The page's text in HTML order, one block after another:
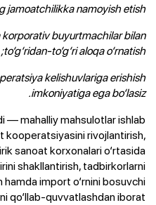
jamoatchilikka namoyish etish;
buyurtmachilar bilan
to‘g‘ridan-to‘g‘ri aloqa o‘rnatish;
kelishuvlariga erishish
imkoniyatiga ega bo‘lasiz.
— mahalliy mahsulotlar ishlab
kooperatsiyasini rivojlantirish,
sanoat korxonalari o‘rtasida
shakllantirish, tadbirkorlarni
import o‘rnini bosuvchi
qo‘llab-quvvatlashdan iborat.